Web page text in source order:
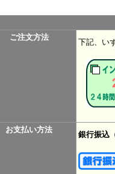
ご注文方法
下記、い
お支払い方法
銀行振込